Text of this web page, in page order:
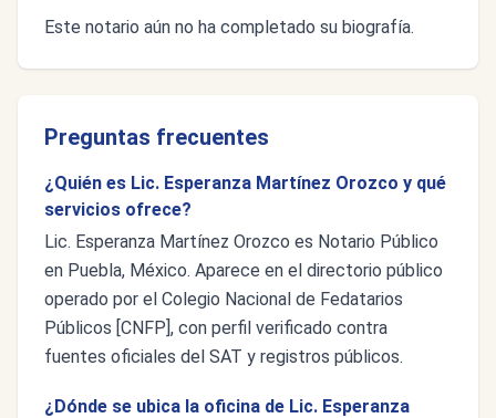
Este notario aún no ha completado su biografía.
Preguntas frecuentes
¿Quién es Lic. Esperanza Martínez Orozco y qué
servicios ofrece?
Lic. Esperanza Martínez Orozco es Notario Público
en Puebla, México. Aparece en el directorio público
operado por el Colegio Nacional de Fedatarios
Públicos [CNFP], con perfil verificado contra
fuentes oficiales del SAT y registros públicos.
¿Dónde se ubica la oficina de Lic. Esperanza